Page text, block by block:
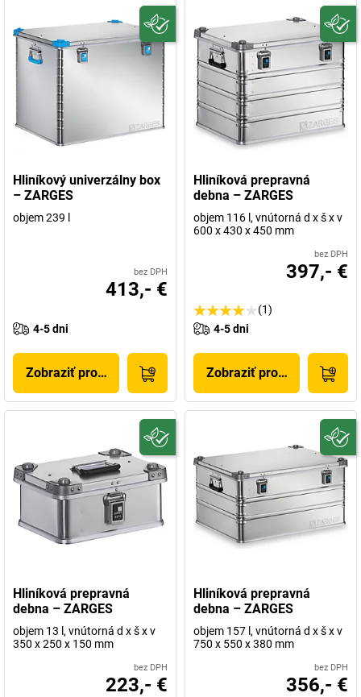
Hliníkový univerzálny box
– ZARGES
objem 239 l
bez DPH
413,- €
4-5 dni
Zobraziť produkt
Hliníková prepravná
debna – ZARGES
objem 116 l, vnútorná d x š x v
600 x 430 x 450 mm
bez DPH
397,- €
(1)
4-5 dni
Zobraziť produkt
Hliníková prepravná
debna – ZARGES
objem 13 l, vnútorná d x š x v
350 x 250 x 150 mm
bez DPH
223,- €
Hliníková prepravná
debna – ZARGES
objem 157 l, vnútorná d x š x v
750 x 550 x 380 mm
bez DPH
356,- €